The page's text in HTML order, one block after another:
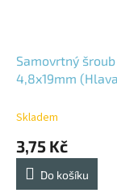
Samovrtný šroub
4,8x19mm (Hlava
Skladem
3,75 Kč
Do košíku